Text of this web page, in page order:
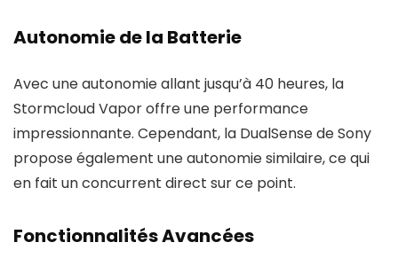
Autonomie de la Batterie
Avec une autonomie allant jusqu’à 40 heures, la
Stormcloud Vapor offre une performance
impressionnante. Cependant, la DualSense de Sony
propose également une autonomie similaire, ce qui
en fait un concurrent direct sur ce point.
Fonctionnalités Avancées